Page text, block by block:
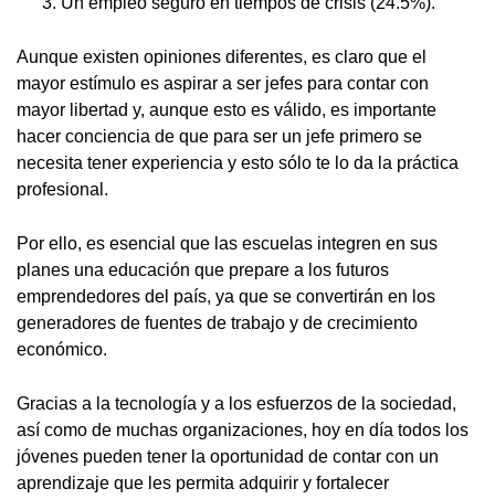
Aunque existen opiniones diferentes, es claro que el
mayor estímulo es aspirar a ser jefes para contar con
mayor libertad y, aunque esto es válido, es importante
hacer conciencia de que para ser un jefe primero se
necesita tener experiencia y esto sólo te lo da la práctica
profesional.
Por ello, es esencial que las escuelas integren en sus
planes una educación que prepare a los futuros
emprendedores del país, ya que se convertirán en los
generadores de fuentes de trabajo y de crecimiento
económico.
Gracias a la tecnología y a los esfuerzos de la sociedad,
así como de muchas organizaciones, hoy en día todos los
jóvenes pueden tener la oportunidad de contar con un
aprendizaje que les permita adquirir y fortalecer